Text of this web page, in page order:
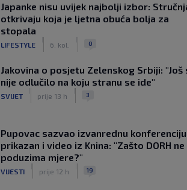
Japanke nisu uvijek najbolji izbor:
otkrivaju koja je ljetna obuća bolja za
stopala
LIFESTYLE 6. kol. 0
Jakovina o posjetu Zelenskog Srbiji: "Još
nije odlučilo na koju stranu se ide"
SVIJET prije 13 h 3
Pupovac sazvao izvanrednu
prikazan i video iz Knina: "Zašto DORH ne
poduzima mjere?"
VIJESTI prije 12 h 19